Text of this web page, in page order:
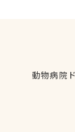
動物病院